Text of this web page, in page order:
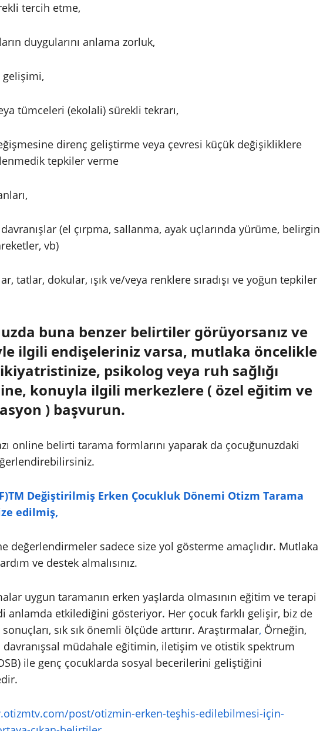
tercih etme,
duygularını anlama zorluk,
tümceleri (ekolali) sürekli tekrarı,
direnç geliştirme veya çevresi küçük değişikliklere
tepkiler verme
(el çırpma, sallanma, ayak uçlarında yürüme, belirgin
vb)
tatlar, dokular, ışık ve/veya renklere sıradışı ve yoğun tepkiler
buna benzer belirtiler görüyorsanız ve
ilgili endişeleriniz varsa, mutlaka öncelikle
psikolog veya ruh sağlığı
konuyla ilgili merkezlere ( özel eğitim ve
) başvurun.
online belirti tarama formlarını yaparak da çocuğunuzdaki
F)TM Değiştirilmiş Erken Çocukluk Dönemi Otizm Tarama
edilmiş,
değerlendirmeler sadece size yol gösterme amaçlıdır. Mutlaka
ve destek almalısınız.
uygun taramanın erken yaşlarda olmasının eğitim ve terapi
anlamda etkilediğini gösteriyor. Her çocuk farklı gelişir, biz de
sık sık önemli ölçüde arttırır. Araştırmalar, Örneğin,
davranışsal müdahale eğitimin, iletişim ve otistik spektrum
ile genç çocuklarda sosyal becerilerini geliştiğini
post/otizmin-erken-teşhis-edilebilmesi-için-